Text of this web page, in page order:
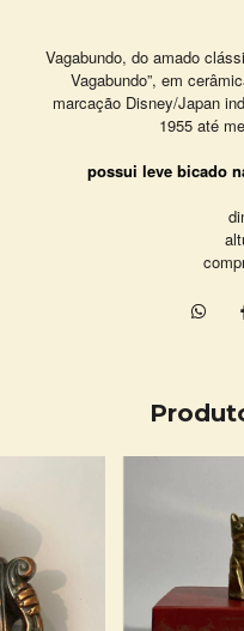
Vagabundo, do amado
Vagabundo”, em
marcação Disney/Japan
1955 até
possui leve bicado